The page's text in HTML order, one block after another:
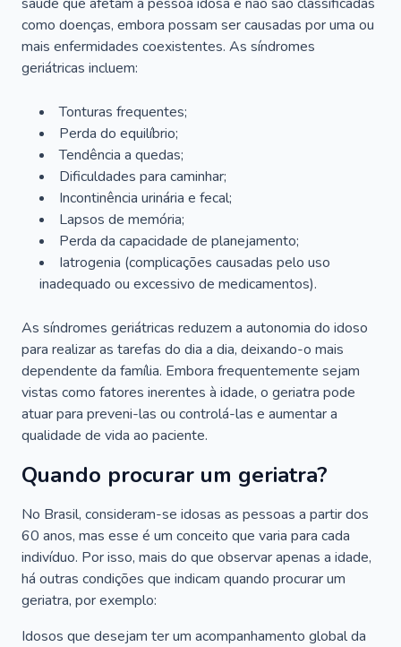
como doenças, embora possam ser causadas por uma ou
mais enfermidades coexistentes. As síndromes
geriátricas incluem:
Tonturas frequentes;
Perda do equilíbrio;
Tendência a quedas;
Dificuldades para caminhar;
Incontinência urinária e fecal;
Lapsos de memória;
Perda da capacidade de planejamento;
Iatrogenia (complicações causadas pelo uso
inadequado ou excessivo de medicamentos).
As síndromes geriátricas reduzem a autonomia do idoso
para realizar as tarefas do dia a dia, deixando-o mais
dependente da família. Embora frequentemente sejam
vistas como fatores inerentes à idade, o geriatra pode
atuar para preveni-las ou controlá-las e aumentar a
qualidade de vida ao paciente.
Quando procurar um geriatra?
No Brasil, consideram-se idosas as pessoas a partir dos
60 anos, mas esse é um conceito que varia para cada
indivíduo. Por isso, mais do que observar apenas a idade,
há outras condições que indicam quando procurar um
geriatra, por exemplo:
Idosos que desejam ter um acompanhamento global da